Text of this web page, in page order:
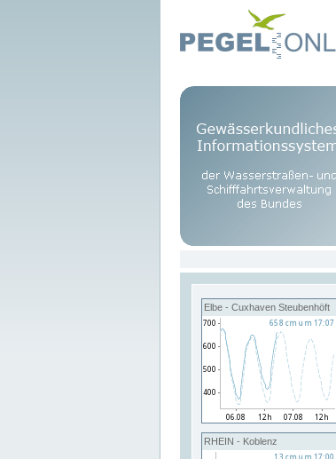
Elbe - Cuxhaven Steubenhöft
RHEIN - Koblenz